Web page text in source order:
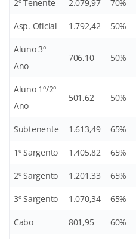
2º Tenente 2.079,97 70%
Asp. Oficial 1.792,42 50%
Aluno 3º
Ano
706,10 50%
Aluno 1º/2º
Ano
501,62 50%
Subtenente 1.613,49 65%
1º Sargento 1.405,82 65%
2º Sargento 1.201,33 65%
3º Sargento 1.070,34 65%
Cabo 801,95 60%